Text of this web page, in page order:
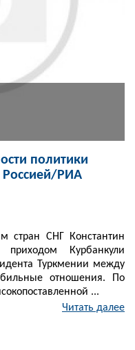
политики
Россией/РИА
стран СНГ Константин
Курбанкули
Туркмении между
отношения. По
...
Читать далее